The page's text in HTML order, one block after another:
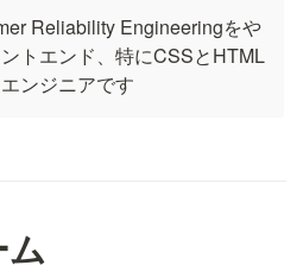
Reliability Engineeringをや
トエンド、特にCSSとHTML
ンジニアです